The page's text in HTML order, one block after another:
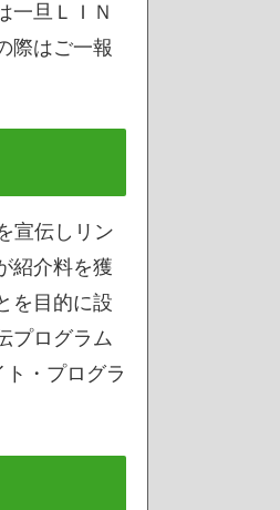
一旦ＬＩＮ
際はご一報
宣伝しリン
紹介料を獲
を目的に設
プログラム
・プログラ